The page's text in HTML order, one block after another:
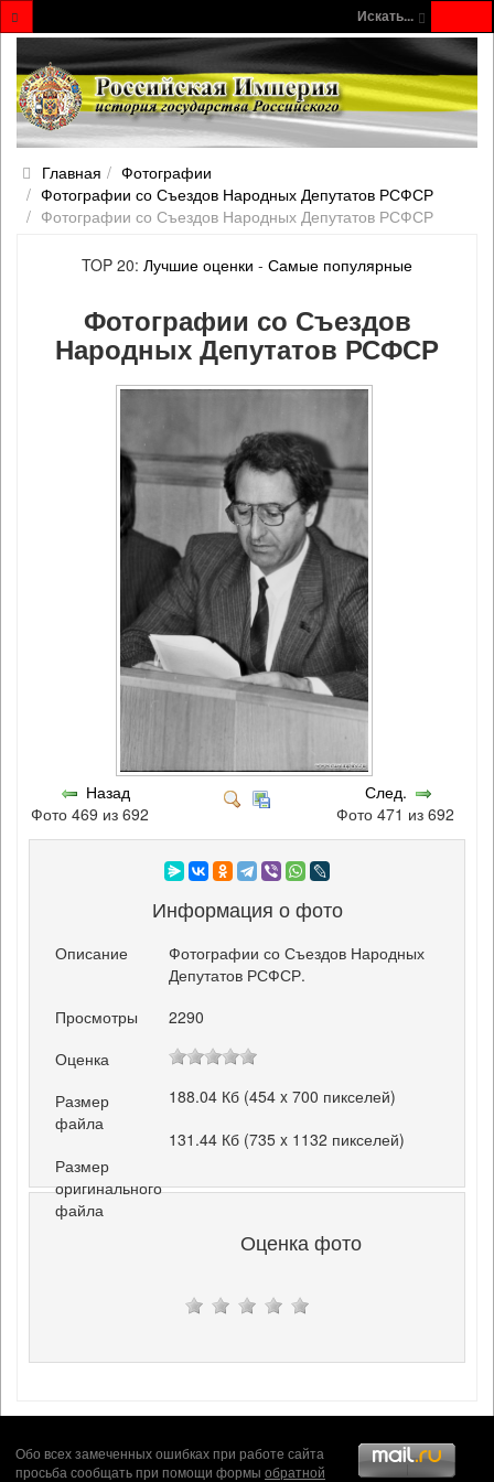
Искать...
Главная
Фотографии
Фотографии со Съездов Народных Депутатов РСФСР
Фотографии со Съездов Народных Депутатов РСФСР
TOP 20: Лучшие оценки - Самые популярные
Фотографии со Съездов
Народных Депутатов РСФСР
Назад
Фото 469 из 692
След.
Фото 471 из 692
Информация о фото
Описание
Фотографии со Съездов Народных
Депутатов РСФСР.
Просмотры
2290
Оценка
Размер
файла
188.04 Кб (454 x 700 пикселей)
Размер
оригинального
файла
131.44 Кб (735 x 1132 пикселей)
Оценка фото
Обо всех замеченных ошибках при работе сайта
просьба сообщать при помощи формы обратной